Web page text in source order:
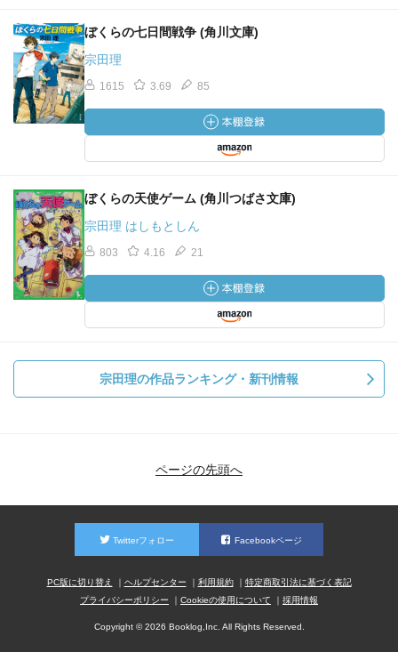
ぼくらの七日間戦争 (角川文庫)
宗田理
1615 3.69 85
ぼくらの天使ゲーム (角川つばさ文庫)
宗田理 はしもとしん
803 4.16 21
宗田理の作品ランキング・新刊情報
ページの先頭へ
Twitterフォロー Facebookページ
PC版に切り替え ヘルプセンター 利用規約
特定商取引法に基づく表記
プライバシーポリシー
Cookieの使用について 採用情報
Copyright © 2026 Booklog,Inc. All Rights Reserved.